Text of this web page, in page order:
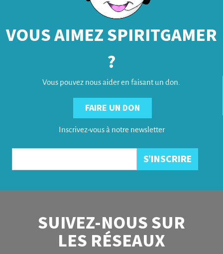
VOUS AIMEZ SPIRITGAMER
?
Vous pouvez nous aider en faisant un don.
FAIRE UN DON
Inscrivez-vous à notre newsletter
SUIVEZ-NOUS SUR
LES RÉSEAUX